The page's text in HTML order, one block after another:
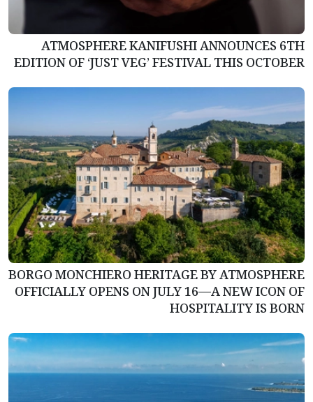
ATMOSPHERE KANIFUSHI ANNOUNCES 6TH
EDITION OF ‘JUST VEG’ FESTIVAL THIS OCTOBER
BORGO MONCHIERO HERITAGE BY ATMOSPHERE
OFFICIALLY OPENS ON JULY 16—A NEW ICON OF
HOSPITALITY IS BORN